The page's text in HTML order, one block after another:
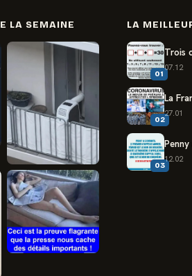
LA SEMAINE LA
01
Trois
07.12
02
La
27.01
03
12.02